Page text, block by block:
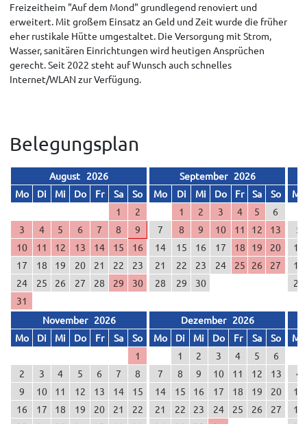
Freizeitheim "Auf dem Mond" grundlegend renoviert und
erweitert. Mit großem Einsatz an Geld und Zeit wurde die früher
eher rustikale Hütte umgestaltet. Die Versorgung mit Strom,
Wasser, sanitären Einrichtungen wird heutigen Ansprüchen
gerecht. Seit 2022 steht auf Wunsch auch schnelles
Internet/WLAN zur Verfügung.
Belegungsplan
August 2026
Mo
Di Mi Do Fr Sa
So
1
2
3
4 5 6 7 8
9
10
11 12 13 14 15
16
17
18 19 20 21 22
23
24
25 26 27 28 29
30
31
September 2026
Mo
Di Mi Do Fr Sa
So
1
2 3 4 5
6
7
8 9 10 11 12
13
14
15 16 17 18 19
20
21
22 23 24 25 26
27
28
29 30
Mo
5
12
19
26
November 2026
Mo
Di Mi Do Fr Sa
So
1
2
3 4 5 6 7
8
9
10 11 12 13 14
15
16
17 18 19 20 21
22
Dezember 2026
Mo
Di Mi Do Fr Sa
So
1
2 3 4 5
6
7
8 9 10 11 12
13
14
15 16 17 18 19
20
21
22 23 24 25 26
27
Mo
4
11
18